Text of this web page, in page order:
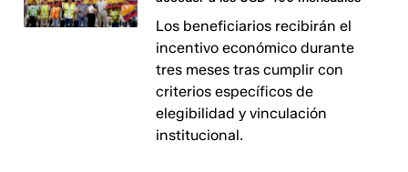
Los beneficiarios recibirán el
incentivo económico durante
tres meses tras cumplir con
criterios específicos de
elegibilidad y vinculación
institucional.